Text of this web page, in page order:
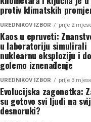
protiv klimatskih
UREDNIKOV IZBOR prije 2
Kaos u epruveti:
u laboratoriju simulirali
nuklearnu eksploziju i
golemo iznenađenje
UREDNIKOV IZBOR prije 3
Evolucijska zagonetka:
su gotovo svi ljudi na
desnoruki?